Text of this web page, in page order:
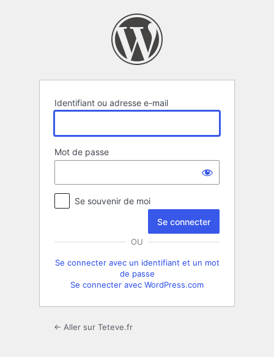
Identifiant ou adresse e-mail
Mot de passe
Se souvenir de moi
OU
Se connecter avec un identifiant et un mot
de passe
Se connecter avec WordPress.com
← Aller sur Teteve.fr